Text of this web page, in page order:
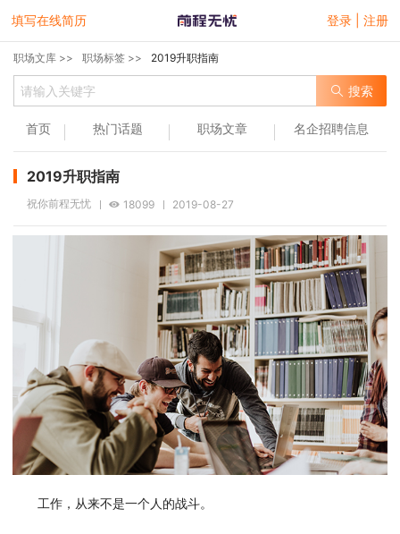
填写在线简历 登录 | 注册
职场文库 >> 职场标签 >> 2019升职指南
搜索
首页 热门话题 职场文章 名企招聘信息
2019升职指南
祝你前程无忧 18099 2019-08-27
工作，从来不是一个人的战斗。